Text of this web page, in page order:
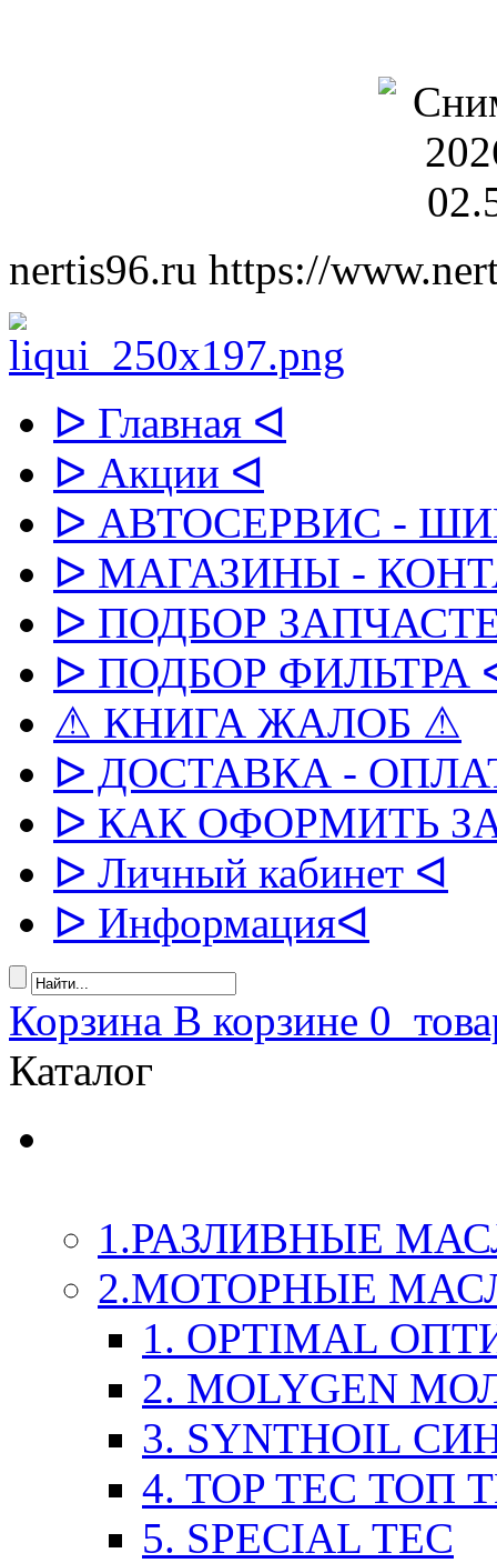
nertis96.ru https://
ᐅ Главная ᐊ
ᐅ Акции ᐊ
ᐅ АВТОСЕРВИС -
ᐅ МАГАЗИНЫ -
ᐅ ПОДБОР
ᐅ ПОДБОР ФИЛЬТРА
⚠ КНИГА ЖАЛОБ ⚠
ᐅ ДОСТАВКА -
ᐅ КАК ОФОРМИТЬ
ᐅ Личный кабинет ᐊ
ᐅ Информацияᐊ
Корзина В корзине 0
Каталог
1.РАЗЛИВНЫЕ
2.МОТОРНЫЕ
1. OPTIMAL
2. MOLYGEN
3. SYNTHOIL
4. TOP TEC ТОП
5. SPECIAL TEC